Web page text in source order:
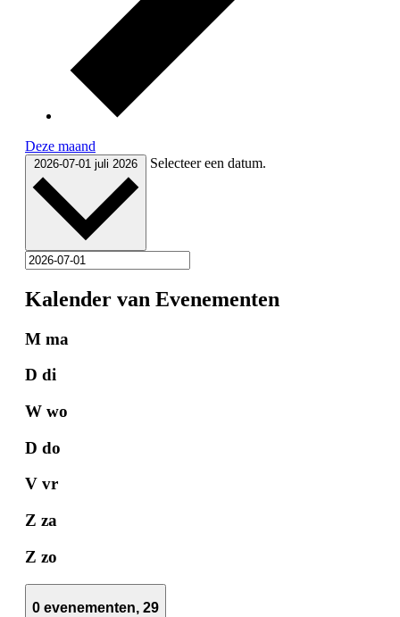
Deze maand
2026-07-01 juli 2026 Selecteer een datum.
Kalender van Evenementen
M ma
D di
W wo
D do
V vr
Z za
Z zo
0 evenementen, 29